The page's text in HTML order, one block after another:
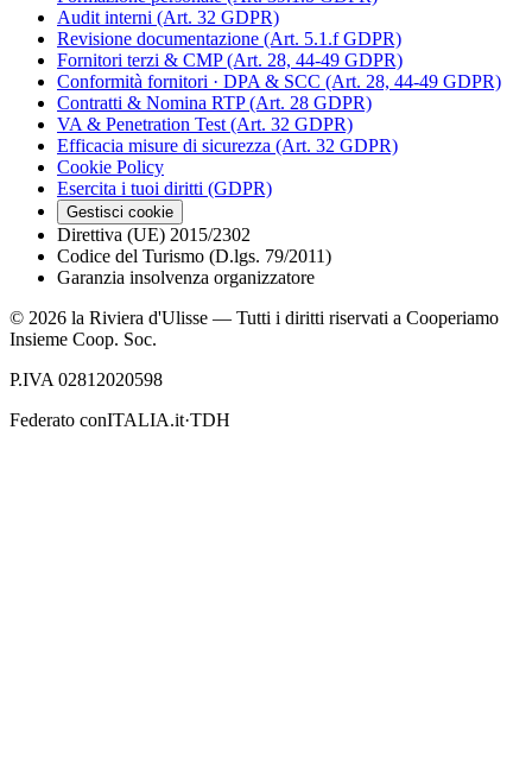
Audit interni (Art. 32 GDPR)
Revisione documentazione (Art. 5.1.f GDPR)
Fornitori terzi & CMP (Art. 28, 44-49 GDPR)
Conformità fornitori · DPA & SCC (Art. 28, 44-49 GDPR)
Contratti & Nomina RTP (Art. 28 GDPR)
VA & Penetration Test (Art. 32 GDPR)
Efficacia misure di sicurezza (Art. 32 GDPR)
Cookie Policy
Esercita i tuoi diritti (GDPR)
Gestisci cookie
Direttiva (UE) 2015/2302
Codice del Turismo (D.lgs. 79/2011)
Garanzia insolvenza organizzatore
© 2026 la Riviera d'Ulisse — Tutti i diritti riservati a Cooperiamo
Insieme Coop. Soc.
P.IVA 02812020598
Federato conITALIA.it·TDH